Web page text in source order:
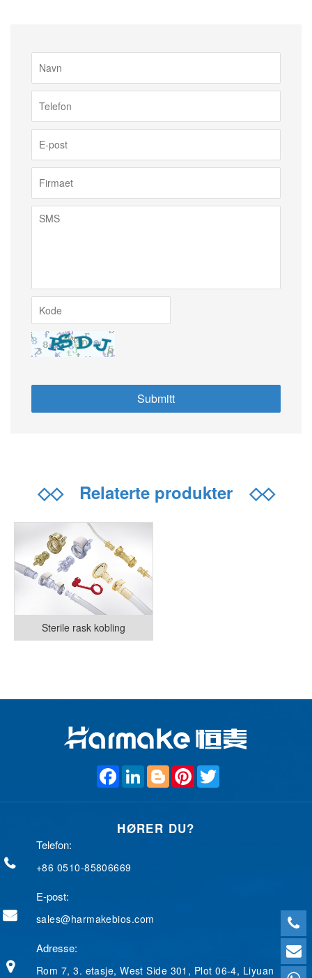
◇◇Relaterte produkter ◇◇
Sterile rask kobling
F
a
e
o
L
k
d
B
l
g
e
P
i
t
T
t
HØRER DU?
Telefon:
+86 0510-85806669
E-post:
sales@harmakebios.com
Adresse:
Rom 7, 3. etasje, West Side 301, Plot 06-4, Liyuan